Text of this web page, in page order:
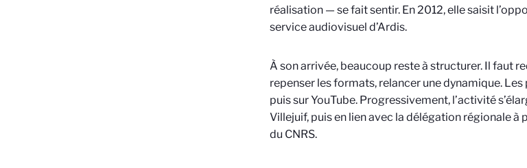
réalisation — se fait sentir. En 2012, elle saisit
service audiovisuel d’Ardis.
À son arrivée, beaucoup reste à structurer. Il faut
repenser les formats, relancer une dynamique.
puis sur YouTube. Progressivement, l’activité
Villejuif, puis en lien avec la délégation régionale à
du CNRS.